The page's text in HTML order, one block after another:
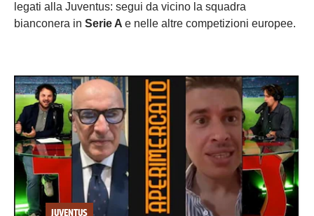
legati alla Juventus: segui da vicino la squadra
bianconera in Serie A e nelle altre competizioni europee.